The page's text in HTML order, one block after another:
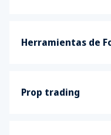
Herramientas de
Prop trading